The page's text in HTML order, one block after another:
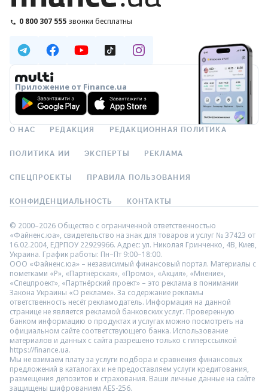
0 800 307 555 звонки бесплатны
Приложение от Finance.ua
О НАС РЕДАКЦИЯ РЕДАКЦИОННАЯ ПОЛИТИКА
ПОЛИТИКА ИИ ЭКСПЕРТЫ РЕКЛАМА
СПЕЦПРОЕКТЫ ПРАВИЛА ПОЛЬЗОВАНИЯ
КОНФИДЕНЦИАЛЬНОСТЬ КОНТАКТЫ
© 2000–2026 Общество с ограниченной ответственностью
«Файненс.юа», свидетельство на знак для товаров и услуг № 37423 от
16.02.2004, ЕДРПОУ 22929966. Адрес: ул. Николая Гринченко, 4В, Киев,
Украина. График работы: Пн–Пт 9:00–18:00.
ООО «Файненс.юа» – независимый финансовый портал. Материалы с
пометками «Р», «Партнёрская», «Промо», «Акция», «Мнение»,
«Спецпроект», «Партнёрский проект» – это реклама в понимании
Закона Украины «О рекламе». За содержание рекламы
ответственность несёт рекламодатель. Информация на данной
странице не является рекламой банковских услуг. Проверенную
банком информацию о продуктах и услугах можно посмотреть на
официальном сайте соответствующего банка. Использование
материалов и данных с сайта разрешено только с гиперссылкой
https://finance.ua.
Мы не взимаем плату за услуги подбора и сравнения финансовых
предложений в каталогах и не предоставляем услуги кредитования,
размещения депозитов и страхования. Ваши личные данные на сайте
защищены шифрованием AES-256.